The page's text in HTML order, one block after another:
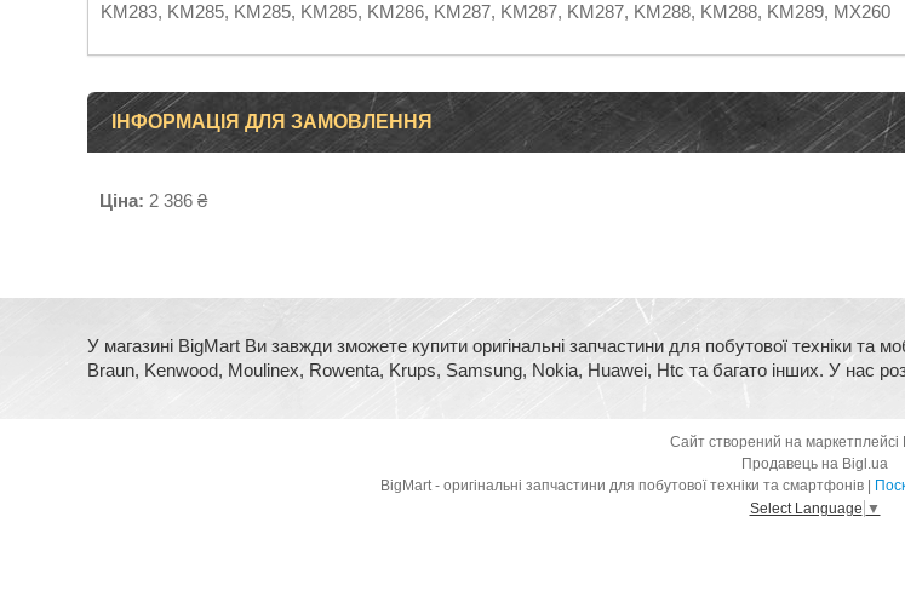
KM283, KM285, KM285, KM285, KM286, KM287, KM287, KM287, KM288, KM288, KM289, MX260
ІНФОРМАЦІЯ ДЛЯ ЗАМОВЛЕННЯ
Ціна: 2 386 ₴
У магазині BigMart Ви завжди зможете купити оригінальні запчастини для побутової техніки та
Braun, Kenwood, Moulinex, Rowenta, Krups, Samsung, Nokia, Huawei, Htc та багато інших. У нас
Сайт створений на маркетплейсі
Продавець на Bigl.ua
Select Language ▼